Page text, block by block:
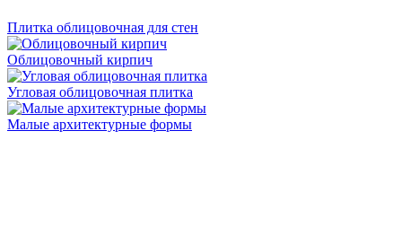
Плитка облицовочная для стен
Облицовочный кирпич
Угловая облицовочная плитка
Малые архитектурные формы